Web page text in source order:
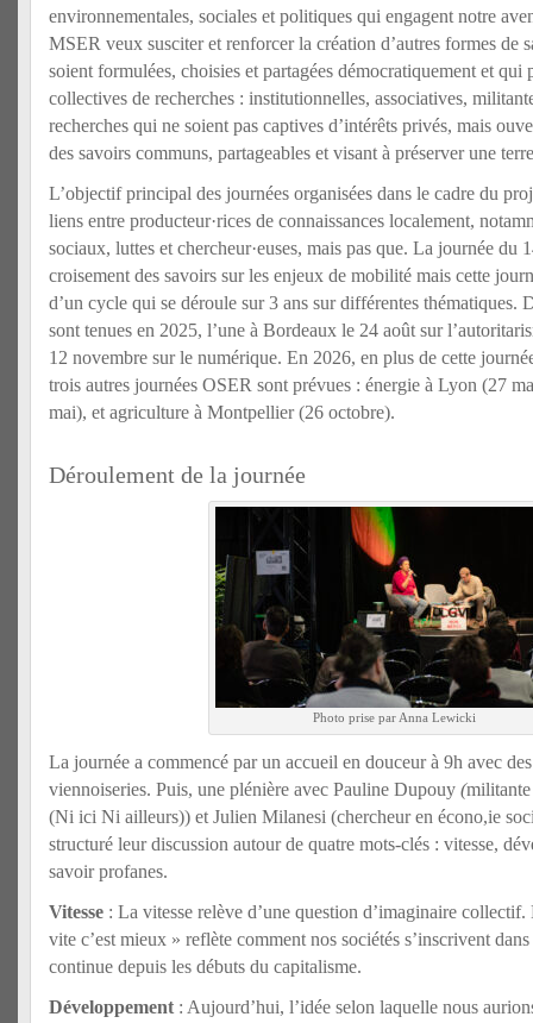
environnementales, sociales et politiques qui engagent notre
MSER veux susciter et renforcer la création d’autres formes de
soient formulées, choisies et partagées démocratiquement et qui
collectives de recherches : institutionnelles, associatives,
recherches qui ne soient pas captives d’intérêts privés, mais
des savoirs communs, partageables et visant à préserver une
L’objectif principal des journées organisées dans le cadre du
liens entre producteur·rices de connaissances localement,
sociaux, luttes et chercheur·euses, mais pas que. La journée du
croisement des savoirs sur les enjeux de mobilité mais cette
d’un cycle qui se déroule sur 3 ans sur différentes thématiques.
sont tenues en 2025, l’une à Bordeaux le 24 août sur
12 novembre sur le numérique. En 2026, en plus de cette
trois autres journées OSER sont prévues : énergie à Lyon (27
mai), et agriculture à Montpellier (26 octobre).
Déroulement de la journée
Photo prise par Anna Lewicki
La journée a commencé par un accueil en douceur à 9h avec
viennoiseries. Puis, une plénière avec Pauline Dupouy (
(Ni ici Ni ailleurs)) et Julien Milanesi (chercheur en écono,ie
structuré leur discussion autour de quatre mots-clés : vitesse,
savoir profanes.
Vitesse : La vitesse relève d’une question d’imaginaire
vite c’est mieux » reflète comment nos sociétés s’inscrivent
continue depuis les débuts du capitalisme.
Développement : Aujourd’hui, l’idée selon laquelle nous